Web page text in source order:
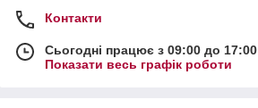
Контакти
Сьогодні працює з 09:00 до 17:00
Показати весь графік роботи